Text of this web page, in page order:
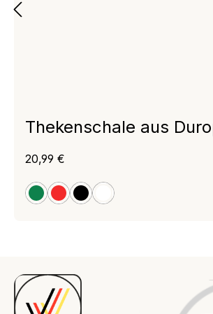
Thekenschale aus
grünrot schwarz
weiß
Regulärer Preis:
20,99 €